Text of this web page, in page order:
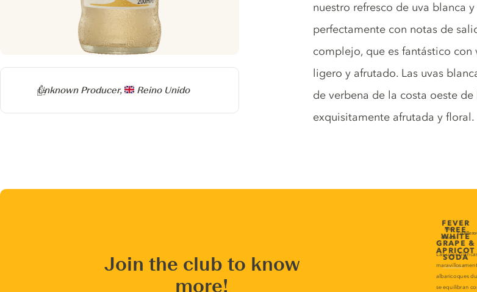
Producer
Unknown Producer, Reino Unido
nuestro refresco de uva blanca
perfectamente con notas de
complejo, que es fantástico
ligero y afrutado. Las uvas
de verbena de la costa oeste
exquisitamente afrutada y floral.
Join the club to know
more!